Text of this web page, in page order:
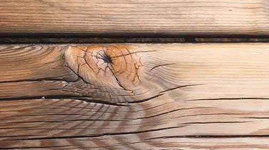
Kellerklappe Eiche aussen